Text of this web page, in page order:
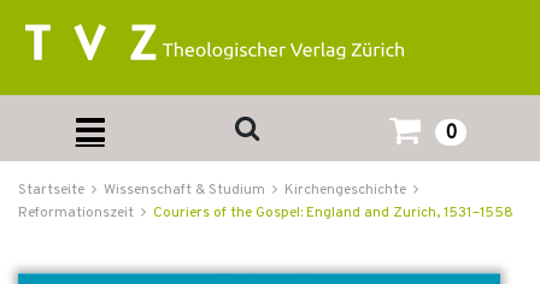
0
Startseite Wissenschaft & Studium
Kirchengeschichte
Reformationszeit
Couriers of the Gospel: England and Zurich, 1531–1558